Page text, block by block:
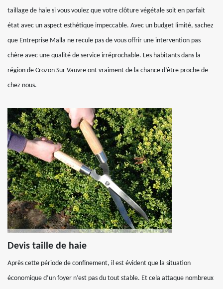
taillage de haie si vous voulez que votre clôture végétale soit en parfait
état avec un aspect esthétique impeccable. Avec un budget limité, sachez
que Entreprise Malla ne recule pas de vous offrir une intervention pas
chère avec une qualité de service irréprochable. Les habitants dans la
région de Crozon Sur Vauvre ont vraiment de la chance d’être proche de
chez nous.
Devis taille de haie
Après cette période de confinement, il est évident que la situation
économique d’un foyer n’est pas du tout stable. Et cela attaque nombreux